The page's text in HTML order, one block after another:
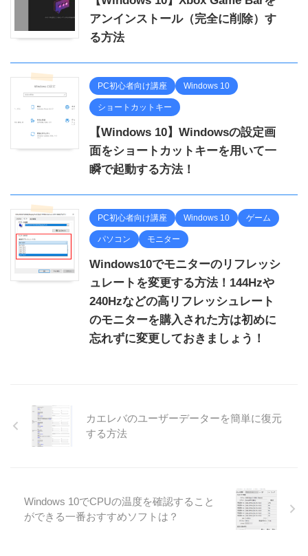
アンインストール（完全に削除）す
る方法
PC初心者向け講座 Windows 10
ショートカットキー
【Windows 10】Windowsの設定画
面をショートカットキーを用いて一
瞬で起動する方法！
PC初心者向け講座 Windows 10 ゲーム
パソコン モニター
Windows10でモニターのリフレッシ
ュレートを変更する方法！144Hzや
240Hzなどの高リフレッシュレート
のモニターを購入された方は初めに
忘れずに変更しておきましょう！
カエレバのユーザーデーターを簡単に復元
する方法
Windows 10でCPUの温度を確認すること
ができる一番おすすめソフトは？